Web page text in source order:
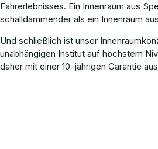
Fahrerlebnisses. Ein Innenraum aus
schalldämmender als ein Innenraum
Und schließlich ist unser
unabhängigen Institut auf höchstem
daher mit einer 10-jährigen Garantie